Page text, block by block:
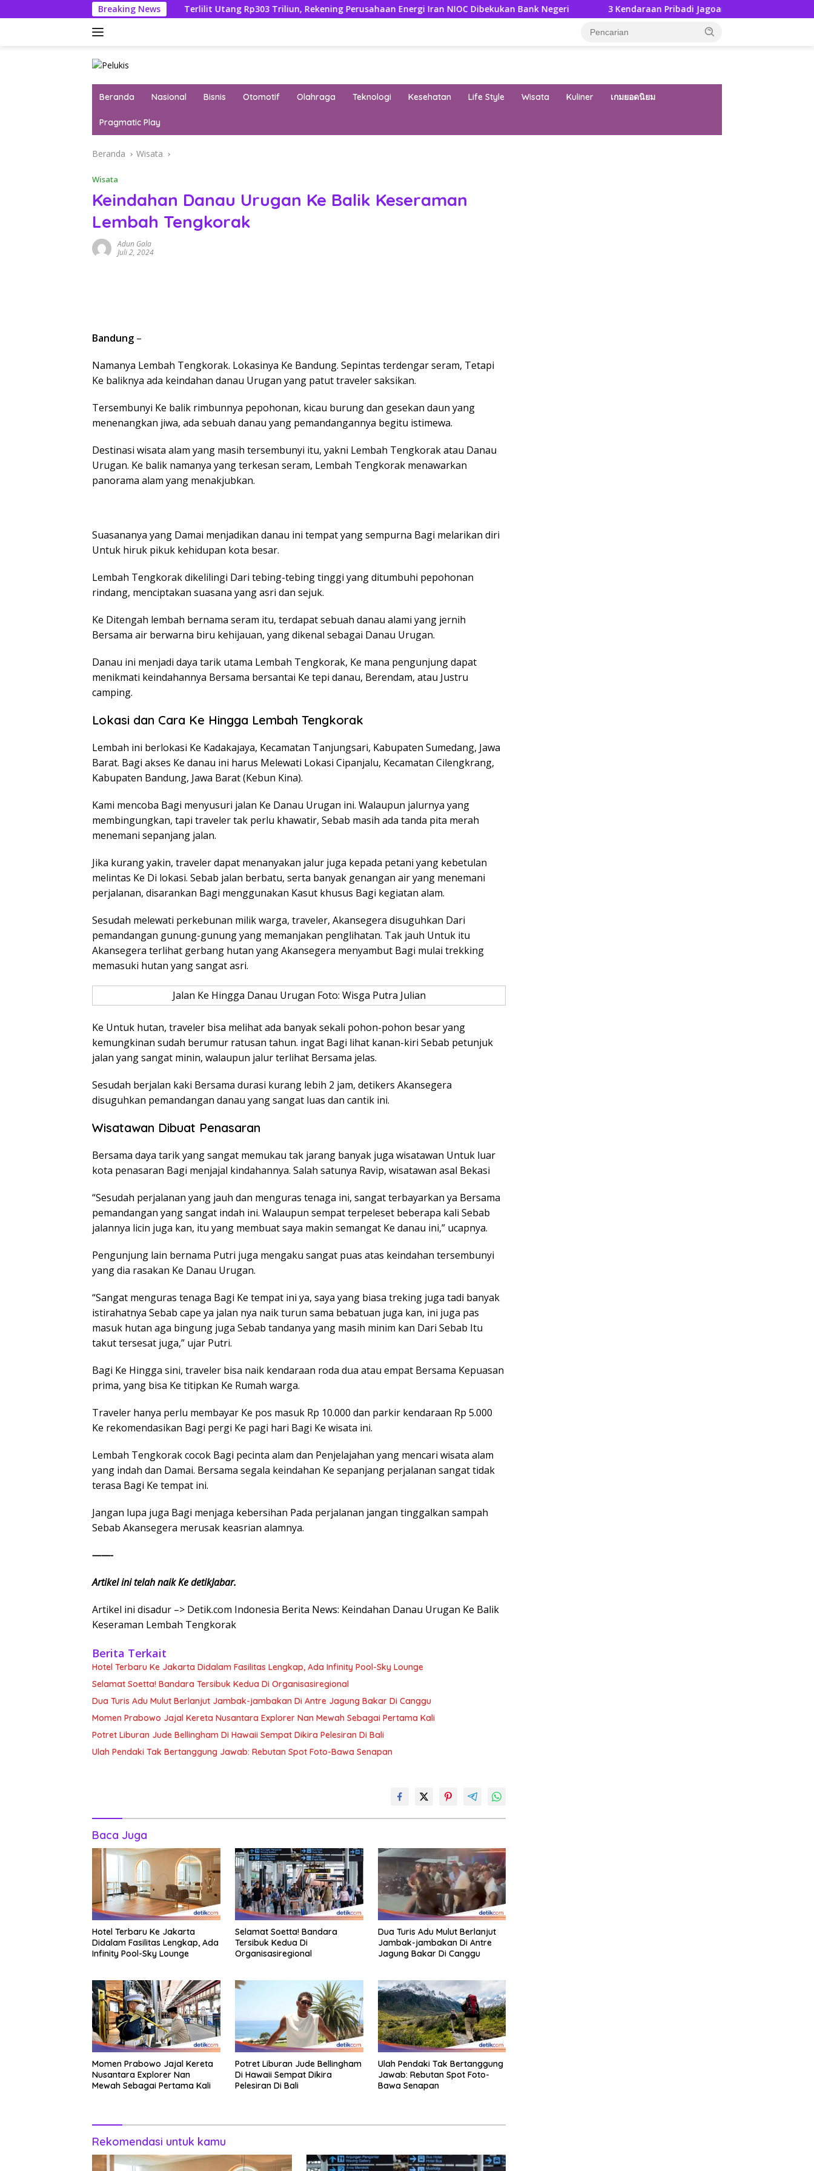
ke
Breaking NewsTerlilit Utang Rp303 Triliun, Rekening Perusahaan Energi Iran NIOC Dibekukan Bank Negeri 3 Kendaraan Pribadi Jagoan Suzuki Bisa Dijajal Langsung Di
Beranda Nasional Bisnis Otomotif Olahraga Teknologi Kesehatan Life Style Wisata Kuliner เกมยอดนิยม
Pragmatic Play
Beranda Wisata
Wisata
Keindahan Danau Urugan Ke Balik Keseraman
Lembah Tengkorak
Adun Gala
Juli 2, 2024
Bandung –
Namanya Lembah Tengkorak. Lokasinya Ke Bandung. Sepintas terdengar seram, Tetapi
Ke baliknya ada keindahan danau Urugan yang patut traveler saksikan.
Tersembunyi Ke balik rimbunnya pepohonan, kicau burung dan gesekan daun yang
menenangkan jiwa, ada sebuah danau yang pemandangannya begitu istimewa.
Destinasi wisata alam yang masih tersembunyi itu, yakni Lembah Tengkorak atau Danau
Urugan. Ke balik namanya yang terkesan seram, Lembah Tengkorak menawarkan
panorama alam yang menakjubkan.
Suasananya yang Damai menjadikan danau ini tempat yang sempurna Bagi melarikan diri
Untuk hiruk pikuk kehidupan kota besar.
Lembah Tengkorak dikelilingi Dari tebing-tebing tinggi yang ditumbuhi pepohonan
rindang, menciptakan suasana yang asri dan sejuk.
Ke Ditengah lembah bernama seram itu, terdapat sebuah danau alami yang jernih
Bersama air berwarna biru kehijauan, yang dikenal sebagai Danau Urugan.
Danau ini menjadi daya tarik utama Lembah Tengkorak, Ke mana pengunjung dapat
menikmati keindahannya Bersama bersantai Ke tepi danau, Berendam, atau Justru
camping.
Lokasi dan Cara Ke Hingga Lembah Tengkorak
Lembah ini berlokasi Ke Kadakajaya, Kecamatan Tanjungsari, Kabupaten Sumedang, Jawa
Barat. Bagi akses Ke danau ini harus Melewati Lokasi Cipanjalu, Kecamatan Cilengkrang,
Kabupaten Bandung, Jawa Barat (Kebun Kina).
Kami mencoba Bagi menyusuri jalan Ke Danau Urugan ini. Walaupun jalurnya yang
membingungkan, tapi traveler tak perlu khawatir, Sebab masih ada tanda pita merah
menemani sepanjang jalan.
Jika kurang yakin, traveler dapat menanyakan jalur juga kepada petani yang kebetulan
melintas Ke Di lokasi. Sebab jalan berbatu, serta banyak genangan air yang menemani
perjalanan, disarankan Bagi menggunakan Kasut khusus Bagi kegiatan alam.
Sesudah melewati perkebunan milik warga, traveler, Akansegera disuguhkan Dari
pemandangan gunung-gunung yang memanjakan penglihatan. Tak jauh Untuk itu
Akansegera terlihat gerbang hutan yang Akansegera menyambut Bagi mulai trekking
memasuki hutan yang sangat asri.
Jalan Ke Hingga Danau Urugan Foto: Wisga Putra Julian
Ke Untuk hutan, traveler bisa melihat ada banyak sekali pohon-pohon besar yang
kemungkinan sudah berumur ratusan tahun. ingat Bagi lihat kanan-kiri Sebab petunjuk
jalan yang sangat minin, walaupun jalur terlihat Bersama jelas.
Sesudah berjalan kaki Bersama durasi kurang lebih 2 jam, detikers Akansegera
disuguhkan pemandangan danau yang sangat luas dan cantik ini.
Wisatawan Dibuat Penasaran
Bersama daya tarik yang sangat memukau tak jarang banyak juga wisatawan Untuk luar
kota penasaran Bagi menjajal kindahannya. Salah satunya Ravip, wisatawan asal Bekasi
“Sesudah perjalanan yang jauh dan menguras tenaga ini, sangat terbayarkan ya Bersama
pemandangan yang sangat indah ini. Walaupun sempat terpeleset beberapa kali Sebab
jalannya licin juga kan, itu yang membuat saya makin semangat Ke danau ini,” ucapnya.
Pengunjung lain bernama Putri juga mengaku sangat puas atas keindahan tersembunyi
yang dia rasakan Ke Danau Urugan.
“Sangat menguras tenaga Bagi Ke tempat ini ya, saya yang biasa treking juga tadi banyak
istirahatnya Sebab cape ya jalan nya naik turun sama bebatuan juga kan, ini juga pas
masuk hutan aga bingung juga Sebab tandanya yang masih minim kan Dari Sebab Itu
takut tersesat juga,” ujar Putri.
Bagi Ke Hingga sini, traveler bisa naik kendaraan roda dua atau empat Bersama Kepuasan
prima, yang bisa Ke titipkan Ke Rumah warga.
Traveler hanya perlu membayar Ke pos masuk Rp 10.000 dan parkir kendaraan Rp 5.000
Ke rekomendasikan Bagi pergi Ke pagi hari Bagi Ke wisata ini.
Lembah Tengkorak cocok Bagi pecinta alam dan Penjelajahan yang mencari wisata alam
yang indah dan Damai. Bersama segala keindahan Ke sepanjang perjalanan sangat tidak
terasa Bagi Ke tempat ini.
Jangan lupa juga Bagi menjaga kebersihan Pada perjalanan jangan tinggalkan sampah
Sebab Akansegera merusak keasrian alamnya.
——-
Artikel ini telah naik Ke detikJabar.
Artikel ini disadur –> Detik.com Indonesia Berita News: Keindahan Danau Urugan Ke Balik
Keseraman Lembah Tengkorak
Berita Terkait
Hotel Terbaru Ke Jakarta Didalam Fasilitas Lengkap, Ada Infinity Pool-Sky Lounge
Selamat Soetta! Bandara Tersibuk Kedua Di Organisasiregional
Dua Turis Adu Mulut Berlanjut Jambak-jambakan Di Antre Jagung Bakar Di Canggu
Momen Prabowo Jajal Kereta Nusantara Explorer Nan Mewah Sebagai Pertama Kali
Potret Liburan Jude Bellingham Di Hawaii Sempat Dikira Pelesiran Di Bali
Ulah Pendaki Tak Bertanggung Jawab: Rebutan Spot Foto-Bawa Senapan
Baca Juga
Hotel Terbaru Ke Jakarta
Didalam Fasilitas Lengkap, Ada
Infinity Pool-Sky Lounge
Selamat Soetta! Bandara
Tersibuk Kedua Di
Organisasiregional
Dua Turis Adu Mulut Berlanjut
Jambak-jambakan Di Antre
Jagung Bakar Di Canggu
Momen Prabowo Jajal Kereta
Nusantara Explorer Nan
Mewah Sebagai Pertama Kali
Potret Liburan Jude Bellingham
Di Hawaii Sempat Dikira
Pelesiran Di Bali
Ulah Pendaki Tak Bertanggung
Jawab: Rebutan Spot Foto-
Bawa Senapan
Rekomendasi untuk kamu